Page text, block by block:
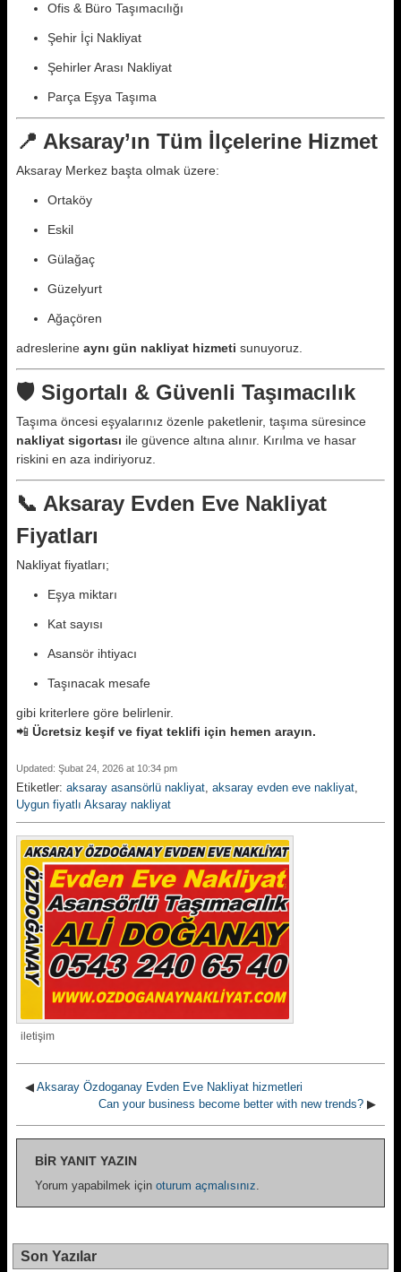
Ofis & Büro Taşımacılığı
Şehir İçi Nakliyat
Şehirler Arası Nakliyat
Parça Eşya Taşıma
📍 Aksaray’ın Tüm İlçelerine Hizmet
Aksaray Merkez başta olmak üzere:
Ortaköy
Eskil
Gülağaç
Güzelyurt
Ağaçören
adreslerine aynı gün nakliyat hizmeti sunuyoruz.
🛡️ Sigortalı & Güvenli Taşımacılık
Taşıma öncesi eşyalarınız özenle paketlenir, taşıma süresince
nakliyat sigortası ile güvence altına alınır. Kırılma ve hasar
riskini en aza indiriyoruz.
📞 Aksaray Evden Eve Nakliyat
Fiyatları
Nakliyat fiyatları;
Eşya miktarı
Kat sayısı
Asansör ihtiyacı
Taşınacak mesafe
gibi kriterlere göre belirlenir.
📲 Ücretsiz keşif ve fiyat teklifi için hemen arayın.
Updated: Şubat 24, 2026 at 10:34 pm
Etiketler: aksaray asansörlü nakliyat, aksaray evden eve nakliyat,
Uygun fiyatlı Aksaray nakliyat
iletişim
◀ Aksaray Özdoganay Evden Eve Nakliyat hizmetleri
Can your business become better with new trends? ▶
BIR YANIT YAZIN
Yorum yapabilmek için oturum açmalısınız.
Son Yazılar